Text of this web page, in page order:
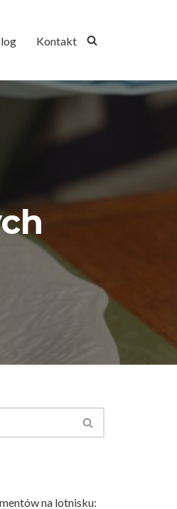
Kontakt
na lotnisku: